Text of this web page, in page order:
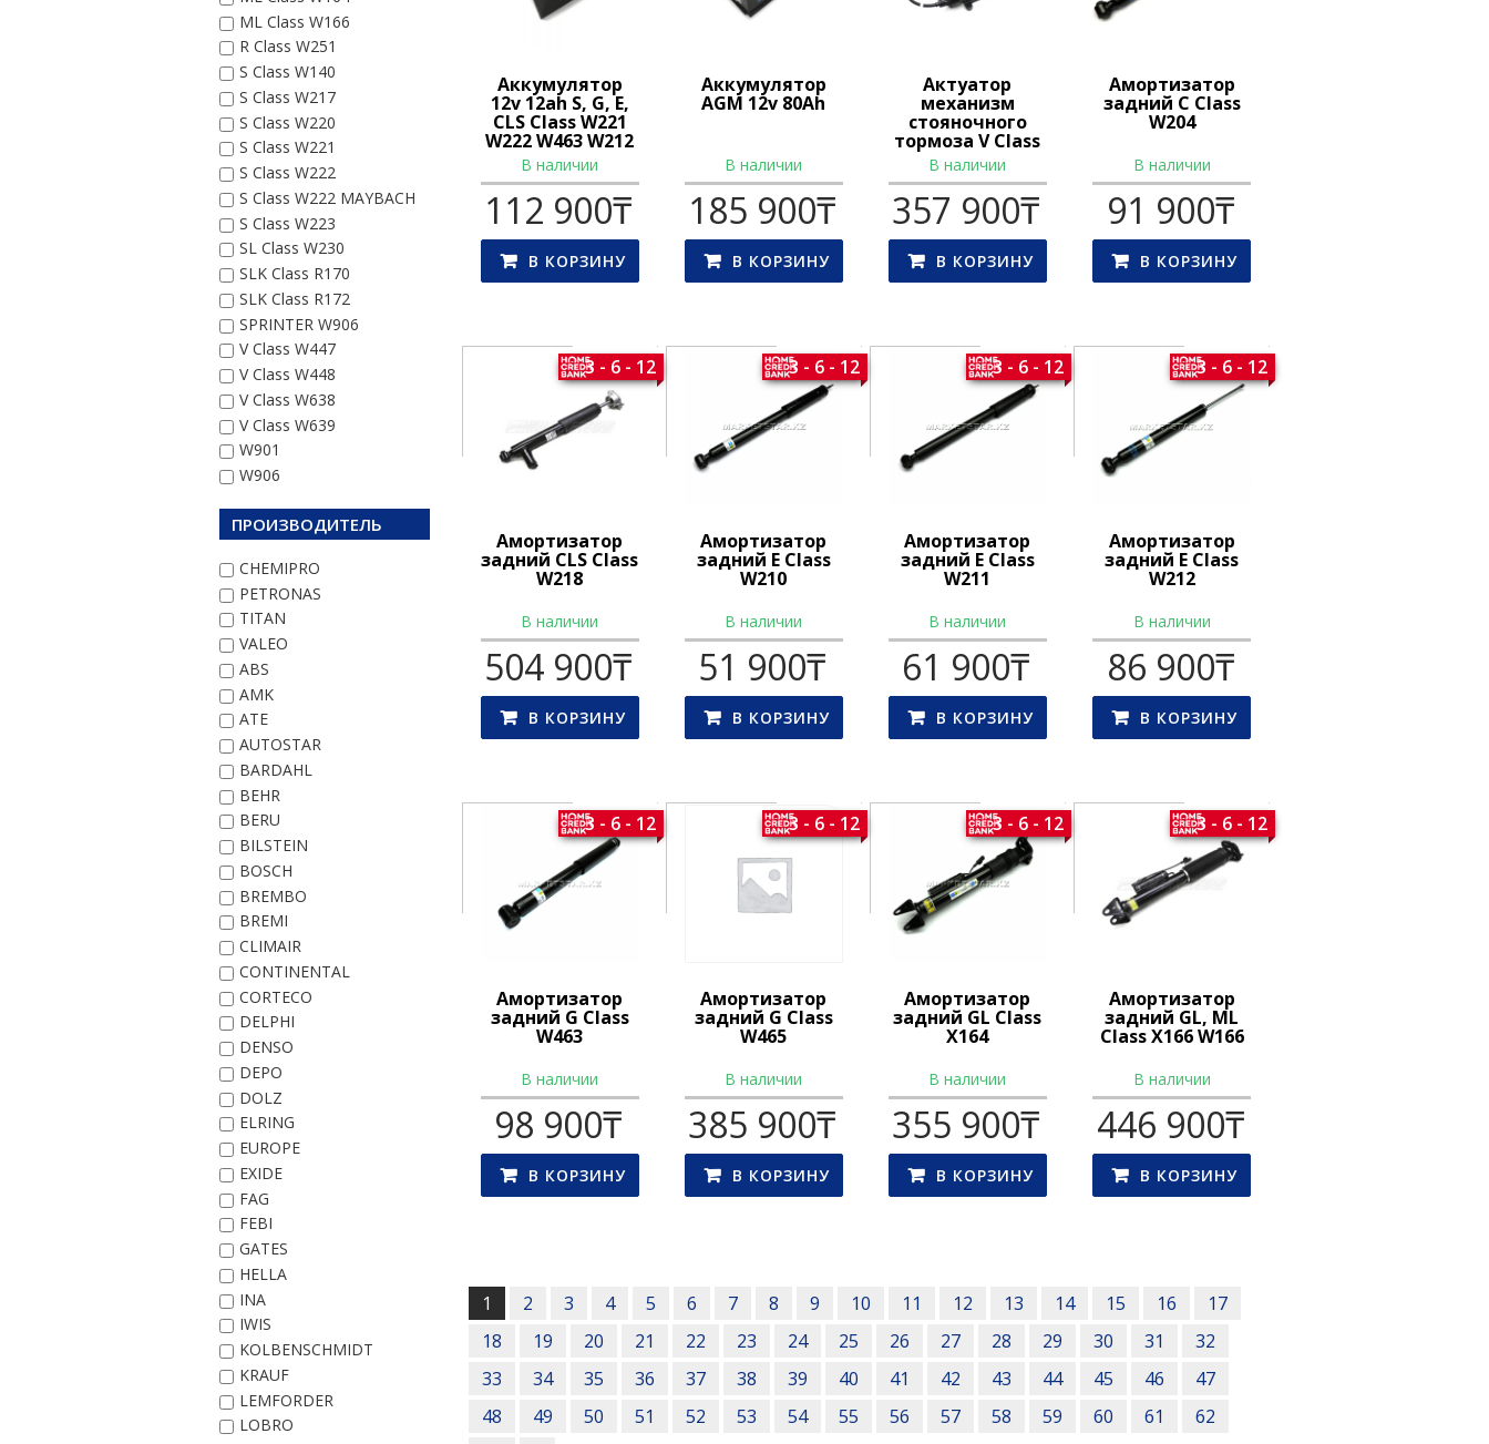
ML Class W166
R Class W251
S Class W140
S Class W217
S Class W220
S Class W221
S Class W222
S Class W222 MAYBACH
S Class W223
SL Class W230
SLK Class R170
SLK Class R172
SPRINTER W906
V Class W447
V Class W448
V Class W638
V Class W639
W901
W906
ПРОИЗВОДИТЕЛЬ
CHEMIPRO
PETRONAS
TITAN
VALEO
ABS
AMK
ATE
AUTOSTAR
BARDAHL
BEHR
BERU
BILSTEIN
BOSCH
BREMBO
BREMI
CLIMAIR
CONTINENTAL
CORTECO
DELPHI
DENSO
DEPO
DOLZ
ELRING
EUROPE
EXIDE
FAG
FEBI
GATES
HELLA
INA
IWIS
KOLBENSCHMIDT
KRAUF
LEMFORDER
LOBRO
Аккумулятор
12v 12ah S, G, E,
CLS Class W221
W222 W463 W212
W218
В наличии
112 900₸
В КОРЗИНУ
Аккумулятор
AGM 12v 80Ah
В наличии
185 900₸
В КОРЗИНУ
Актуатор
механизм
стояночного
тормоза V Class
W447 W448
В наличии
357 900₸
В КОРЗИНУ
Амортизатор
задний C Class
W204
В наличии
91 900₸
В КОРЗИНУ
Амортизатор
задний CLS Class
W218
3 - 6 - 12
В наличии
504 900₸
В КОРЗИНУ
Амортизатор
задний E Class
W210
3 - 6 - 12
В наличии
51 900₸
В КОРЗИНУ
Амортизатор
задний E Class
W211
3 - 6 - 12
В наличии
61 900₸
В КОРЗИНУ
Амортизатор
задний E Class
W212
3 - 6 - 12
В наличии
86 900₸
В КОРЗИНУ
Амортизатор
задний G Class
W463
3 - 6 - 12
В наличии
98 900₸
В КОРЗИНУ
Амортизатор
задний G Class
W465
3 - 6 - 12
В наличии
385 900₸
В КОРЗИНУ
Амортизатор
задний GL Class
X164
3 - 6 - 12
В наличии
355 900₸
В КОРЗИНУ
Амортизатор
задний GL, ML
Class X166 W166
3 - 6 - 12
В наличии
446 900₸
В КОРЗИНУ
Posts
navigation
1 2 3 4 5 6 7 8 9 10 11 12 13 14 15 16
17
18
19 20 21 22 23 24 25 26 27 28 29 30 31
32
33
34 35 36 37 38 39 40 41 42 43 44 45 46
47
48
49 50 51 52 53 54 55 56 57 58 59 60 61
62